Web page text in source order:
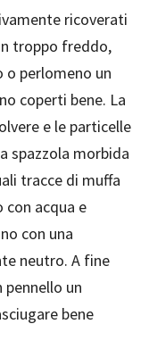
ricoverati
troppo freddo,
o perlomeno un
coperti bene. La
e le particelle
spazzola morbida
tracce di muffa
acqua e
con una
neutro. A fine
un
bene